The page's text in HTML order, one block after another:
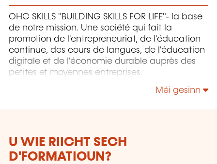
OHC SKILLS "BUILDING SKILLS FOR LIFE"- la base
de notre mission. Une société qui fait la
promotion de l'entrepreneuriat, de l'éducation
continue, des cours de langues, de l'éducation
digitale et de l'économie durable auprès des
petites et moyennes entreprises.
Méi gesinn
U WIE RIICHT SECH
D'FORMATIOUN?